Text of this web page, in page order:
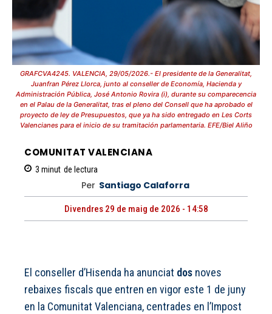
GRAFCVA4245. VALENCIA, 29/05/2026.- El presidente de la Generalitat,
Juanfran Pérez Llorca, junto al conseller de Economía, Hacienda y
Administración Pública, José Antonio Rovira (i), durante su comparecencia
en el Palau de la Generalitat, tras el pleno del Consell que ha aprobado el
proyecto de ley de Presupuestos, que ya ha sido entregado en Les Corts
Valencianes para el inicio de su tramitación parlamentaria. EFE/Biel Aliño
COMUNITAT VALENCIANA
3 minut de lectura
Per Santiago Calaforra
Divendres 29 de maig de 2026 - 14:58
El conseller d’Hisenda ha anunciat dos noves
rebaixes fiscals que entren en vigor este 1 de juny
en la Comunitat Valenciana, centrades en l’Impost